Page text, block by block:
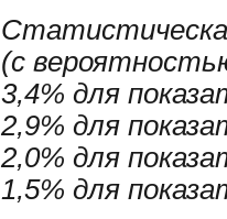
(с
3,4% для
2,9% для
2,0% для
1,5% для